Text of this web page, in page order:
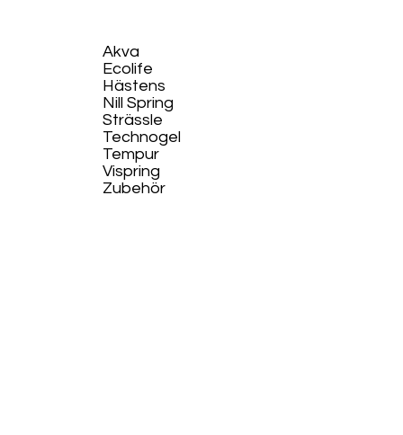
Akva
Ecolife​
Hästens
Nill Spring
Strässle
Technogel
Tempur
Vispring
Zubehör